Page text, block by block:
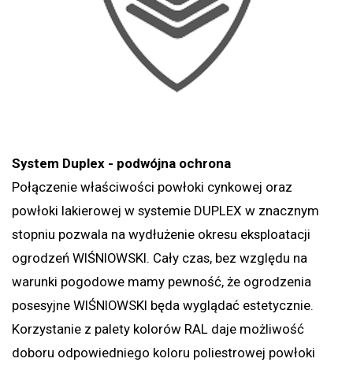
System Duplex - podwójna ochrona
Połączenie właściwości powłoki cynkowej oraz
powłoki lakierowej w systemie DUPLEX w znacznym
stopniu pozwala na wydłużenie okresu eksploatacji
ogrodzeń WIŚNIOWSKI. Cały czas, bez względu na
warunki pogodowe mamy pewność, że ogrodzenia
posesyjne WIŚNIOWSKI będa wyglądać estetycznie.
Korzystanie z palety kolorów RAL daje możliwość
doboru odpowiedniego koloru poliestrowej powłoki